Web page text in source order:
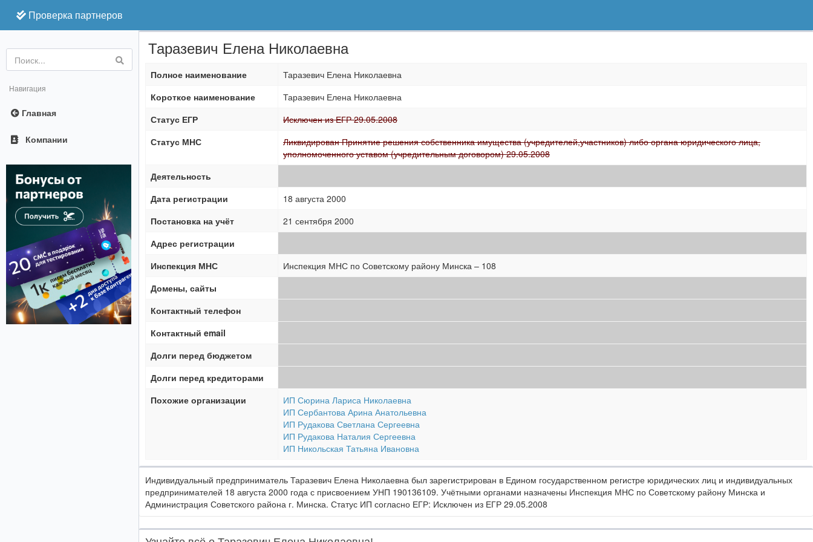
Проверка партнеров
Online
Навигация
Главная
Компании
Таразевич Елена Николаевна
Полное наименование
Таразевич Елена Николаевна
Короткое наименование
Таразевич Елена Николаевна
Статус ЕГР
Исключен из ЕГР 29.05.2008
Статус МНС
Ликвидирован Принятие решения собственника имущества (учредителей,участников) либо органа юридического лица,
уполномоченного уставом (учредительным договором) 29.05.2008
Деятельность
Дата регистрации
18 августа 2000
Постановка на учёт
21 сентября 2000
Адрес регистрации
Инспекция МНС
Инспекция МНС по Советскому району Минска – 108
Домены, сайты
Контактный телефон
Контактный email
Долги перед бюджетом
Долги перед кредиторами
Похожие организации
ИП Сюрина Лариса Николаевна
ИП Сербантова Арина Анатольевна
ИП Рудакова Светлана Сергеевна
ИП Рудакова Наталия Сергеевна
ИП Никольская Татьяна Ивановна
Индивидуальный предприниматель Таразевич Елена Николаевна был зарегистрирован в Едином государственном регистре юридических лиц и индивидуальных
предпринимателей 18 августа 2000 года с присвоением УНП 190136109. Учётными органами назначены Инспекция МНС по Советскому району Минска и
Администрация Советского района г. Минска. Статус ИП согласно ЕГР: Исключен из ЕГР 29.05.2008